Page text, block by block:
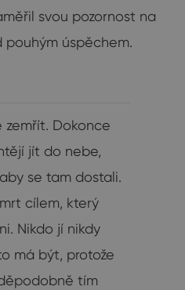
svou pozornost na
pouhým úspěchem.
zemřít. Dokonce
jít do nebe,
se tam dostali.
cílem, který
Nikdo jí nikdy
má být, protože
tím